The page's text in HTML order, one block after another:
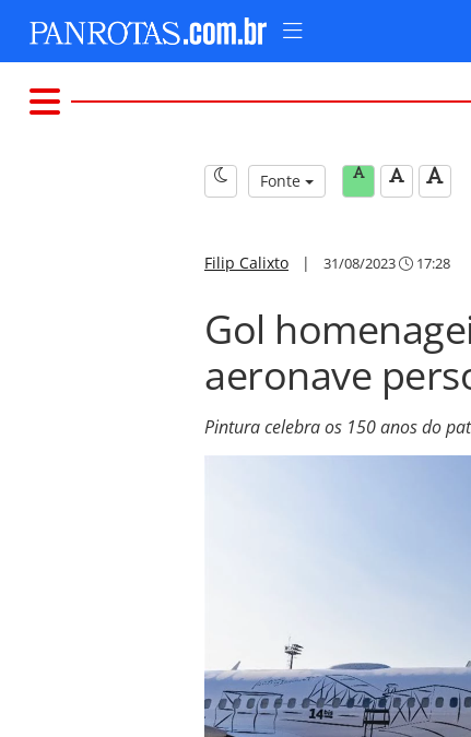
Fonte
Filip Calixto | 31/08/2023 17:28
Gol
aeronave
Pintura celebra os 150 anos do